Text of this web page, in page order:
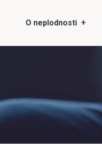
O neplodnosti